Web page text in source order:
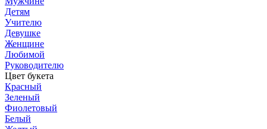
Детям
Учителю
Девушке
Женщине
Любимой
Руководителю
Цвет букета
Красный
Зеленый
Фиолетовый
Белый